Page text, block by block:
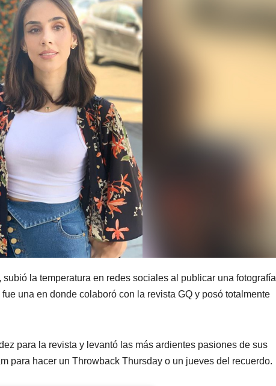
la temperatura en redes sociales al publicar una fotografía
una en donde colaboró con la revista GQ y posó totalmente
para la revista y levantó las más ardientes pasiones de sus
para hacer un Throwback Thursday o un jueves del recuerdo.